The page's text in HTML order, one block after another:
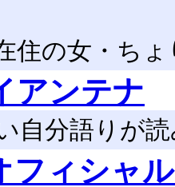
住の女・ち
アンテナ
自分語りが
フィシャ